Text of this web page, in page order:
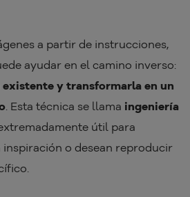
a partir de instrucciones,
ayudar en el camino inverso:
y transformarla en un
. Esta técnica se llama ingeniería
útil para
o desean reproducir